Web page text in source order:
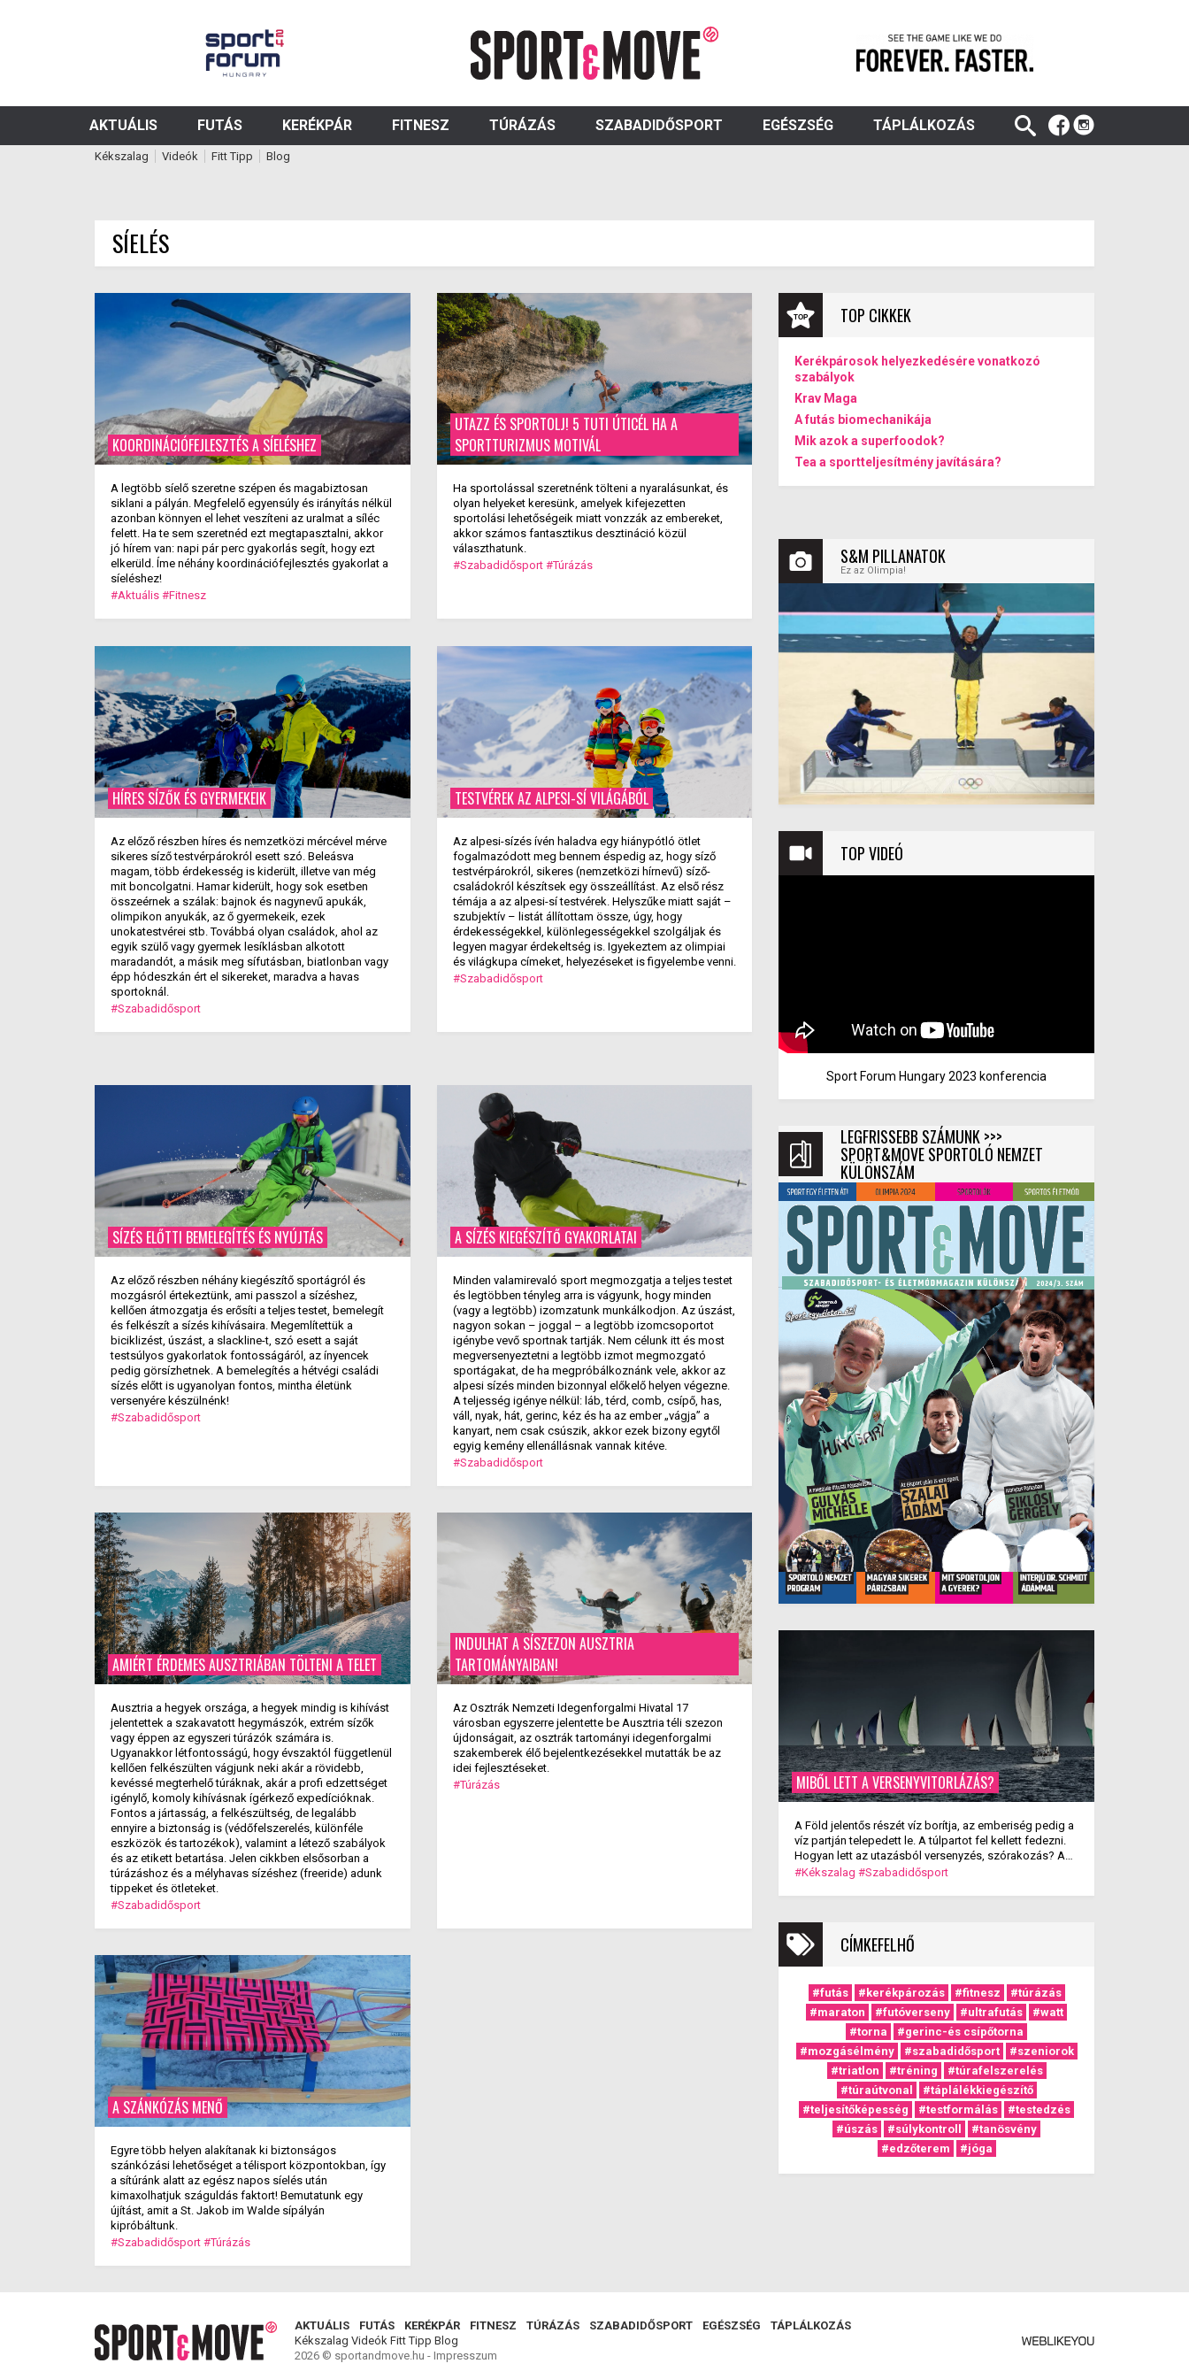
AKTUÁLIS FUTÁS KERÉKPÁR FITNESZ TÚRÁZÁS SZABADIDŐSPORT EGÉSZSÉG TÁPLÁLKOZÁS
Kékszalag Videók Fitt Tipp Blog
SÍELÉS
KOORDINÁCIÓFEJLESZTÉS A SÍELÉSHEZ
A legtöbb síelő szeretne szépen és magabiztosan
siklani a pályán. Megfelelő egyensúly és irányítás nélkül
azonban könnyen el lehet veszíteni az uralmat a síléc
felett. Ha te sem szeretnéd ezt megtapasztalni, akkor
jó hírem van: napi pár perc gyakorlás segít, hogy ezt
elkerüld. Íme néhány koordinációfejlesztés gyakorlat a
síeléshez!
#Aktuális #Fitnesz
UTAZZ ÉS SPORTOLJ! 5 TUTI ÚTICÉL HA A
SPORTTURIZMUS MOTIVÁL
Ha sportolással szeretnénk tölteni a nyaralásunkat, és
olyan helyeket keresünk, amelyek kifejezetten
sportolási lehetőségeik miatt vonzzák az embereket,
akkor számos fantasztikus desztináció közül
választhatunk.
#Szabadidősport #Túrázás
HÍRES SÍZŐK ÉS GYERMEKEIK
Az előző részben híres és nemzetközi mércével mérve
sikeres síző testvérpárokról esett szó. Beleásva
magam, több érdekesség is kiderült, illetve van még
mit boncolgatni. Hamar kiderült, hogy sok esetben
összeérnek a szálak: bajnok és nagynevű apukák,
olimpikon anyukák, az ő gyermekeik, ezek
unokatestvérei stb. Továbbá olyan családok, ahol az
egyik szülő vagy gyermek lesíklásban alkotott
maradandót, a másik meg sífutásban, biatlonban vagy
épp hódeszkán ért el sikereket, maradva a havas
sportoknál.
#Szabadidősport
TESTVÉREK AZ ALPESI-SÍ VILÁGÁBÓL
Az alpesi-sízés ívén haladva egy hiánypótló ötlet
fogalmazódott meg bennem éspedig az, hogy síző
testvérpárokról, sikeres (nemzetközi hírnevű) síző-
családokról készítsek egy összeállítást. Az első rész
témája a az alpesi-sí testvérek. Helyszűke miatt saját –
szubjektív – listát állítottam össze, úgy, hogy
érdekességekkel, különlegességekkel szolgáljak és
legyen magyar érdekeltség is. Igyekeztem az olimpiai
és világkupa címeket, helyezéseket is figyelembe venni.
#Szabadidősport
SÍZÉS ELŐTTI BEMELEGÍTÉS ÉS NYÚJTÁS
Az előző részben néhány kiegészítő sportágról és
mozgásról értekeztünk, ami passzol a sízéshez,
kellően átmozgatja és erősíti a teljes testet, bemelegít
és felkészít a sízés kihívásaira. Megemlítettük a
biciklizést, úszást, a slackline-t, szó esett a saját
testsúlyos gyakorlatok fontosságáról, az ínyencek
pedig görsízhetnek. A bemelegítés a hétvégi családi
sízés előtt is ugyanolyan fontos, mintha életünk
versenyére készülnénk!
#Szabadidősport
A SÍZÉS KIEGÉSZÍTŐ GYAKORLATAI
Minden valamirevaló sport megmozgatja a teljes testet
és legtöbben tényleg arra is vágyunk, hogy minden
(vagy a legtöbb) izomzatunk munkálkodjon. Az úszást,
nagyon sokan – joggal – a legtöbb izomcsoportot
igénybe vevő sportnak tartják. Nem célunk itt és most
megversenyeztetni a legtöbb izmot megmozgató
sportágakat, de ha megpróbálkoznánk vele, akkor az
alpesi sízés minden bizonnyal előkelő helyen végezne.
A teljesség igénye nélkül: láb, térd, comb, csípő, has,
váll, nyak, hát, gerinc, kéz és ha az ember „vágja” a
kanyart, nem csak csúszik, akkor ezek bizony egytől
egyig kemény ellenállásnak vannak kitéve.
#Szabadidősport
AMIÉRT ÉRDEMES AUSZTRIÁBAN TÖLTENI A TELET
Ausztria a hegyek országa, a hegyek mindig is kihívást
jelentettek a szakavatott hegymászók, extrém sízők
vagy éppen az egyszeri túrázók számára is.
Ugyanakkor létfontosságú, hogy évszaktól függetlenül
kellően felkészülten vágjunk neki akár a rövidebb,
kevéssé megterhelő túráknak, akár a profi edzettséget
igénylő, komoly kihívásnak ígérkező expedícióknak.
Fontos a jártasság, a felkészültség, de legalább
ennyire a biztonság is (védőfelszerelés, különféle
eszközök és tartozékok), valamint a létező szabályok
és az etikett betartása. Jelen cikkben elsősorban a
túrázáshoz és a mélyhavas sízéshez (freeride) adunk
tippeket és ötleteket.
#Szabadidősport
INDULHAT A SÍSZEZON AUSZTRIA
TARTOMÁNYAIBAN!
Az Osztrák Nemzeti Idegenforgalmi Hivatal 17
városban egyszerre jelentette be Ausztria téli szezon
újdonságait, az osztrák tartományi idegenforgalmi
szakemberek élő bejelentkezésekkel mutatták be az
idei fejlesztéseket.
#Túrázás
A SZÁNKÓZÁS MENŐ
Egyre több helyen alakítanak ki biztonságos
szánkózási lehetőséget a télisport központokban, így
a sítúránk alatt az egész napos síelés után
kimaxolhatjuk száguldás faktort! Bemutatunk egy
újítást, amit a St. Jakob im Walde sípályán
kipróbáltunk.
#Szabadidősport #Túrázás
TOP CIKKEK
Kerékpárosok helyezkedésére vonatkozó
szabályok
Krav Maga
A futás biomechanikája
Mik azok a superfoodok?
Tea a sportteljesítmény javítására?
S&M PILLANATOK
Ez az Olimpia!
TOP VIDEÓ
Sport Forum Hungary 2023 konferencia
LEGFRISSEBB SZÁMUNK >>>
SPORT&MOVE SPORTOLÓ NEMZET
KÜLÖNSZÁM
MIBŐL LETT A VERSENYVITORLÁZÁS?
A Föld jelentős részét víz borítja, az emberiség pedig a
víz partján telepedett le. A túlpartot fel kellett fedezni.
Hogyan lett az utazásból versenyzés, szórakozás? A
versenyvitorlázás kialakulása.
#Kékszalag #Szabadidősport
CÍMKEFELHŐ
#futás #kerékpározás #fitnesz
#túrázás
#maraton
#futóverseny #ultrafutás
#watt
#torna
#gerinc-és csípőtorna
#mozgásélmény
#szabadidősport
#szeniorok
#triatlon
#tréning
#túrafelszerelés
#túraútvonal
#táplálékkiegészítő
#teljesítőképesség
#testformálás
#testedzés
#úszás
#súlykontroll
#tanösvény
#edzőterem
#jóga
AKTUÁLIS FUTÁS KERÉKPÁR FITNESZ TÚRÁZÁS SZABADIDŐSPORT EGÉSZSÉG
TÁPLÁLKOZÁS
Kékszalag Videók Fitt Tipp Blog
2026 © sportandmove.hu - Impresszum